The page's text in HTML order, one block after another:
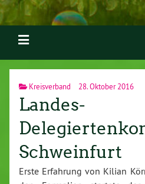
Kreisverband 28. Oktober 2016
Landes-
Schweinfurt
Erste Erfahrung von Kilian